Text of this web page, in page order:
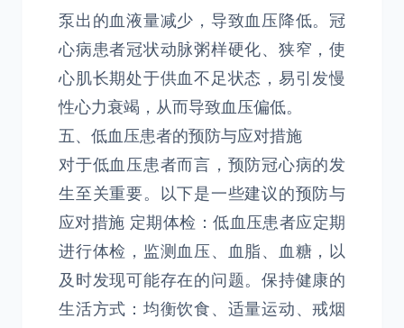
泵出的血液量减少，导致血压降低。冠
心病患者冠状动脉粥样硬化、狭窄，使
心肌长期处于供血不足状态，易引发慢
性心力衰竭，从而导致血压偏低。
五、低血压患者的预防与应对措施
对于低血压患者而言，预防冠心病的发
生至关重要。以下是一些建议的预防与
应对措施 定期体检：低血压患者应定期
进行体检，监测血压、血脂、血糖，以
及时发现可能存在的问题。保持健康的
生活方式：均衡饮食、适量运动、戒烟